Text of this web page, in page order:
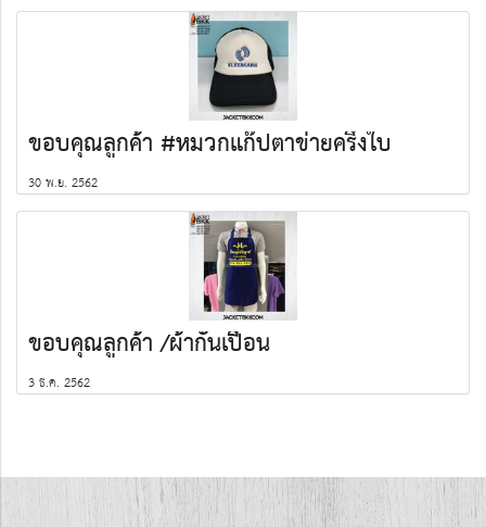
ขอบคุณลูกค้า #หมวกแก๊ปตาข่ายครึ่งใบ
30 พ.ย. 2562
ขอบคุณลูกค้า /ผ้ากันเปื้อน
3 ธ.ค. 2562